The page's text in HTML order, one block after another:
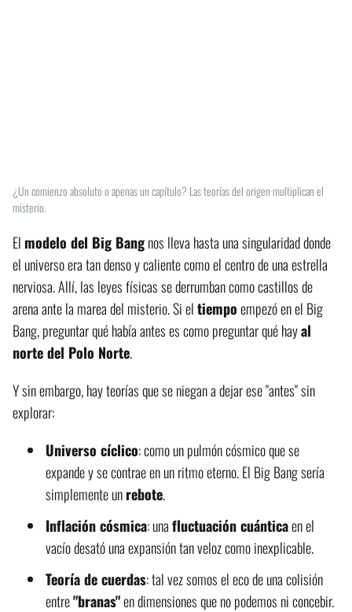
¿Un comienzo absoluto o apenas un capítulo? Las teorías del origen multiplican el
misterio.
El modelo del Big Bangnos lleva hasta una singularidad donde
el universo era tan denso y caliente como el centro de una estrella
nerviosa. Allí, las leyes físicas se derrumban como castillos de
arena ante la marea del misterio. Si eltiempoempezó en el Big
Bang, preguntar qué había antes es como preguntar qué hayal
norte del Polo Norte.
Y sin embargo, hay teorías que se niegan a dejar ese "antes" sin
explorar:
Universo cíclico: como un pulmón cósmico que se
expande y se contrae en un ritmo eterno. El Big Bang sería
simplemente unrebote.
Inflación cósmica: unafluctuación cuánticaen el
vacío desató una expansión tan veloz como inexplicable.
Teoría de cuerdas: tal vez somos el eco de una colisión
entre"branas"en dimensiones que no podemos ni concebir.